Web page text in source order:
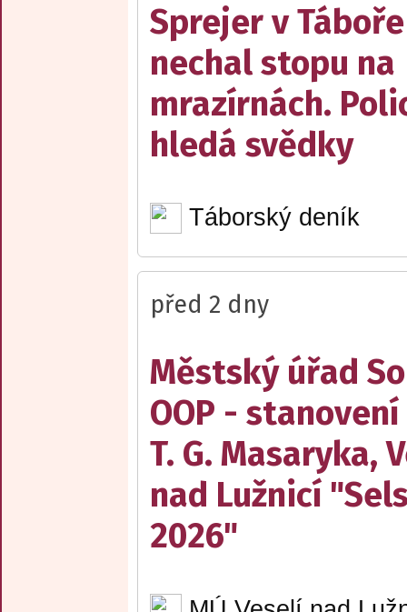
Sprejer v Táboře
nechal stopu na
mrazírnách.
hledá svědky
Táborský deník
před 2 dny
Městský úřad
OOP -
T. G. Masaryka,
nad Lužnicí
2026"